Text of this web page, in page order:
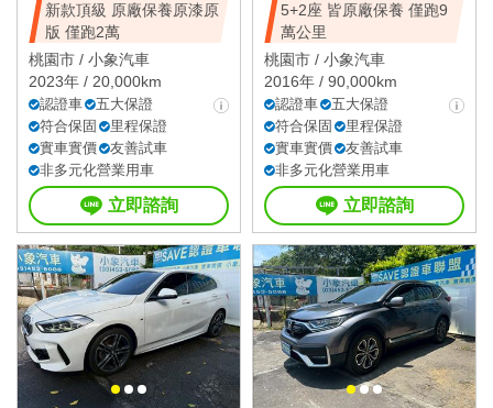
新款頂級 原廠保養原漆原
版 僅跑2萬
桃園市 / 小象汽車
2023年 / 20,000km
認證車
五大保證
符合保固
里程保證
實車實價
友善試車
非多元化營業用車
立即諮詢
5+2座 皆原廠保養 僅跑9
萬公里
桃園市 / 小象汽車
2016年 / 90,000km
認證車
五大保證
符合保固
里程保證
實車實價
友善試車
非多元化營業用車
立即諮詢